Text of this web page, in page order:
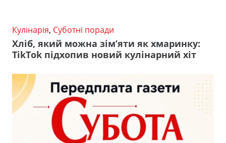
Кулінарія, Суботні поради
Хліб, який можна зім’яти як хмаринку:
TikTok підхопив новий кулінарний хіт